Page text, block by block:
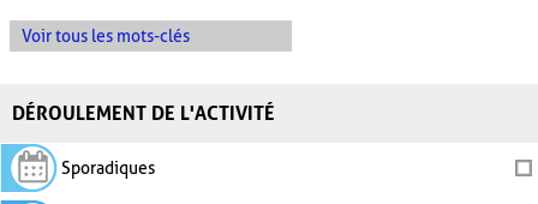
Voir tous les mots-clés
DÉROULEMENT DE L'ACTIVITÉ
Sporadiques